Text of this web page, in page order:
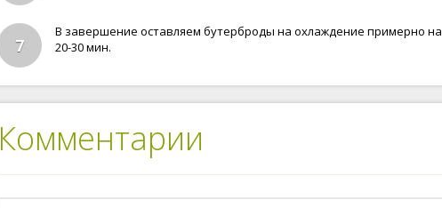
7
В завершение оставляем бутерброды на охлаждение примерно на
20-30 мин.
Комментарии